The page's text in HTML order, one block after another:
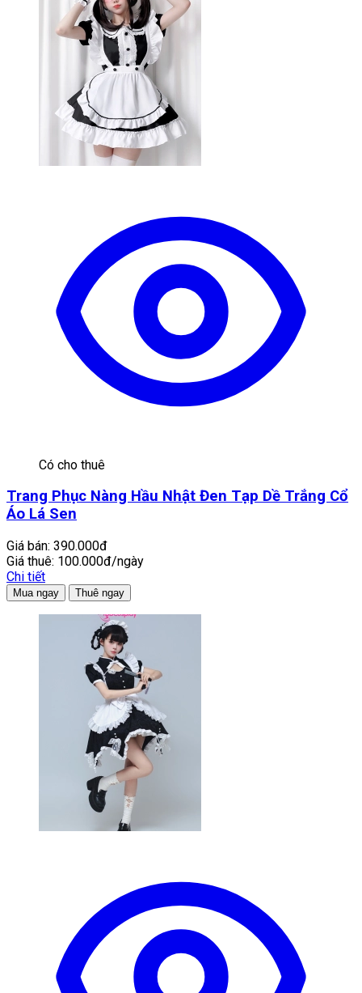
Có cho thuê
Trang Phục Nàng Hầu Nhật Đen Tạp Dề Trắng Cổ
Áo Lá Sen
Giá bán: 390.000đ
Giá thuê: 100.000đ/ngày
Chi tiết
Mua ngay Thuê ngay